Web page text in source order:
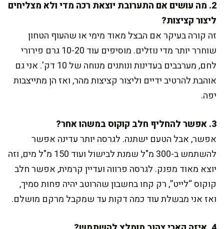
2. מה עושים אם התערובת יוצאת רכה מדי ולא מצליחים
ליצור קציצות?
זה קורה בעיקר אם הבצל מאוד מימי או שהעוף הטחון
שוחרר יותר מדי נוזלים. מוסיפים עוד 10-20 גרם פירורי
לחם, מערבבים בעדינות ונותנים מנוחה של 10 דק'. אני גם
אוהבת להרטיב ידיים וליצור קציצות מהר, ואז הן מתייצבות
יפה.
3. אפשר להחליף חלב קוקוס במשהו אחר?
אפשר, אבל הטעם ישתנה. לגרסה יותר עדינה אפשר
להשתמש ב-300 מ"ל שמנת לבישול ועוד 150 מ"ל מים, וזה
יוצא מאוד מפנק. לגרסה פרווה ועדיין קרמית, אפשר חלב
קוקוס “לייט”, רק קחו בחשבון שהרוטב יהיה פחות סמיך,
ואז אני מבשלת עוד כמה דקות עד שמקבל מרקם מושלם.